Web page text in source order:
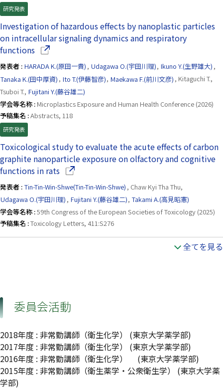
研究発表
Investigation of hazardous effects by nanoplastic particles
on intracellular signaling dynamics and respiratory
functions（別ウインドウで開きます）
発表者 : HARADA K.(原田一貴) , Udagawa O.(宇田川理), Ikuno Y.(生野雄大) ,
Tanaka K.(田中厚資) , Ito T.(伊藤智彦), Maekawa F.(前川文彦) , Kitaguchi T.,
Tsuboi T., Fujitani Y.(藤谷雄二)
学会等名称 : Microplastics Exposure and Human Health Conference (2026)
予稿集名 :Abstracts, 118
研究発表
Toxicological study to evaluate the acute effects of carbon
graphite nanoparticle exposure on olfactory and cognitive
functions in rats（別ウインドウで開きます）
発表者 : Tin-Tin-Win-Shwe(Tin-Tin-Win-Shwe) , Chaw Kyi Tha Thu,
Udagawa O.(宇田川理) , Fujitani Y.(藤谷雄二), Takami A.(高見昭憲)
学会等名称 :59th Congress of the European Societies of Toxicology (2025)
予稿集名 :Toxicology Letters, 411:S276
全てを見る
委員会活動
2018年度 : 非常勤講師（衛生化学）
(東京大学薬学部)
2017年度 : 非常勤講師（衛生化学）
(東京大学薬学部)
2016年度 : 非常勤講師（衛生化学）
(東京大学薬学部)
2015年度 : 非常勤講師（衛生薬学・公衆衛生学）
(東京大学薬
学部)